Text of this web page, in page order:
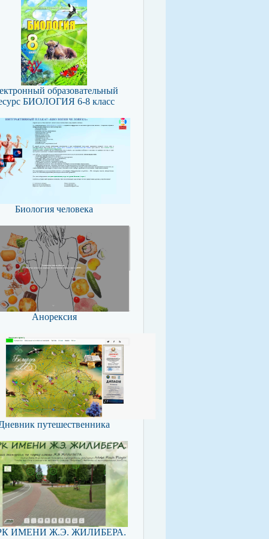
образовательный
БИОЛОГИЯ 6-8 класс
Биология человека
Анорексия
путешественника
ИМЕНИ Ж.Э. ЖИЛИБЕРА.